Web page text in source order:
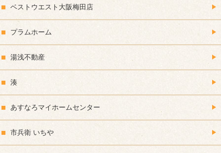
ベストウエスト大阪梅田店
プラムホーム
湯浅不動産
湊
あすなろマイホームセンター
市兵衛 いちや